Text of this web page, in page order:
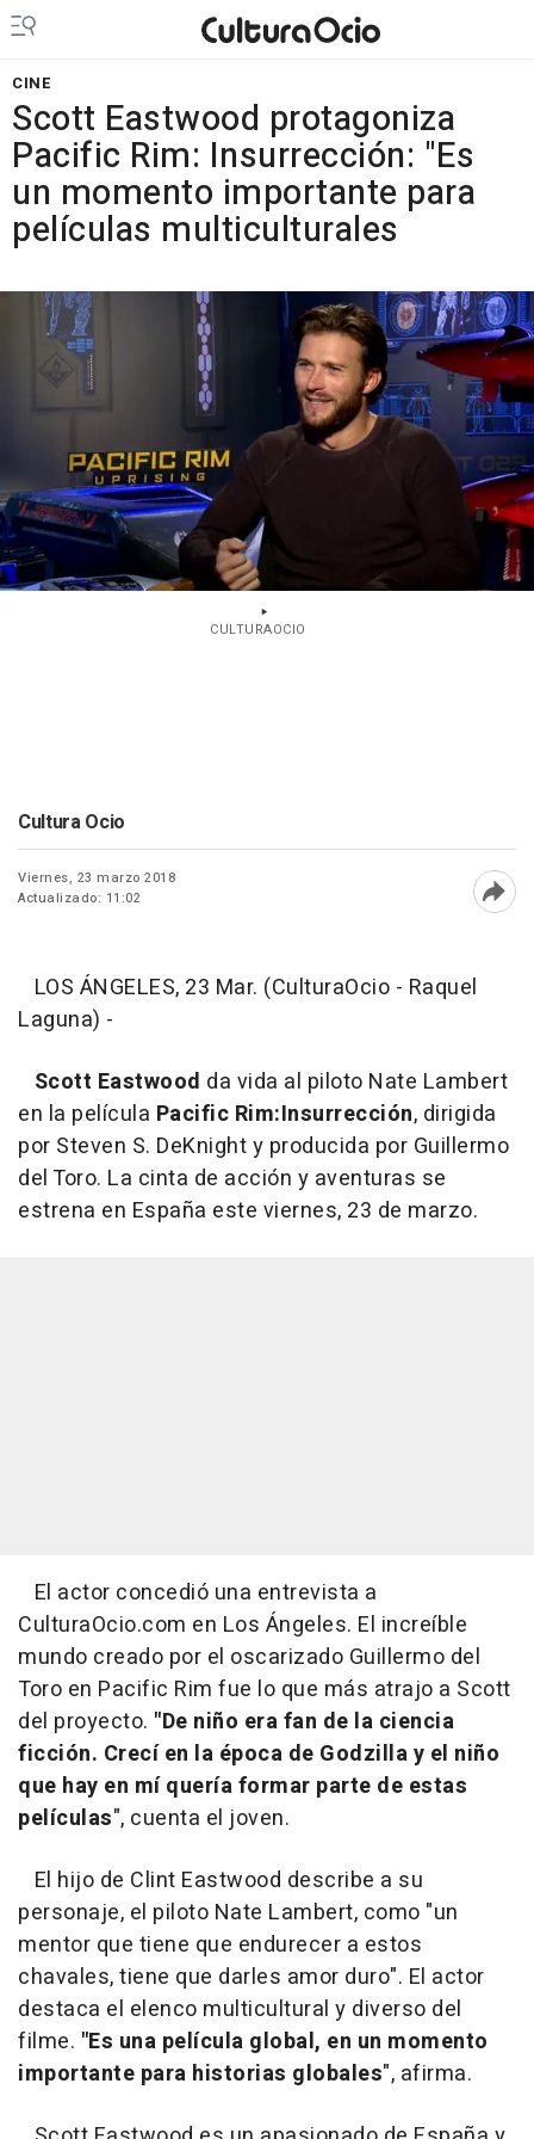
CINE
Scott Eastwood protagoniza
Pacific Rim: Insurrección: "Es
un momento importante para
películas multiculturales
CULTURAOCIO
Cultura Ocio
Viernes, 23 marzo 2018
Actualizado: 11:02
LOS ÁNGELES, 23 Mar. (CulturaOcio - Raquel
Laguna) -
Scott Eastwood da vida al piloto Nate Lambert
en la película Pacific Rim:Insurrección, dirigida
por Steven S. DeKnight y producida por Guillermo
del Toro. La cinta de acción y aventuras se
estrena en España este viernes, 23 de marzo.
El actor concedió una entrevista a
CulturaOcio.com en Los Ángeles. El increíble
mundo creado por el oscarizado Guillermo del
Toro en Pacific Rim fue lo que más atrajo a Scott
del proyecto. "De niño era fan de la ciencia
ficción. Crecí en la época de Godzilla y el niño
que hay en mí quería formar parte de estas
películas", cuenta el joven.
El hijo de Clint Eastwood describe a su
personaje, el piloto Nate Lambert, como "un
mentor que tiene que endurecer a estos
chavales, tiene que darles amor duro". El actor
destaca el elenco multicultural y diverso del
filme. "Es una película global, en un momento
importante para historias globales", afirma.